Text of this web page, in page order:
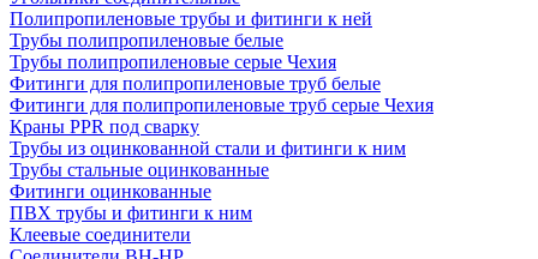
Полипропиленовые трубы и фитинги к ней
Трубы полипропиленовые белые
Трубы полипропиленовые серые Чехия
Фитинги для полипропиленовые труб белые
Фитинги для полипропиленовые труб серые Чехия
Краны PPR под сварку
Трубы из оцинкованной стали и фитинги к ним
Трубы стальные оцинкованные
Фитинги оцинкованные
ПВХ трубы и фитинги к ним
Клеевые соединители